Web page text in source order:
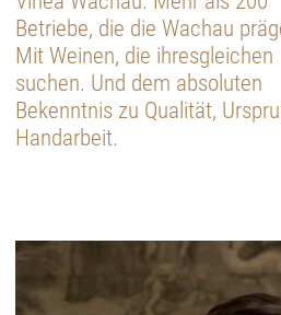
Betriebe, die die Wachau
Mit Weinen, die ihresgleichen
suchen. Und dem absoluten
Bekenntnis zu Qualität,
Handarbeit.